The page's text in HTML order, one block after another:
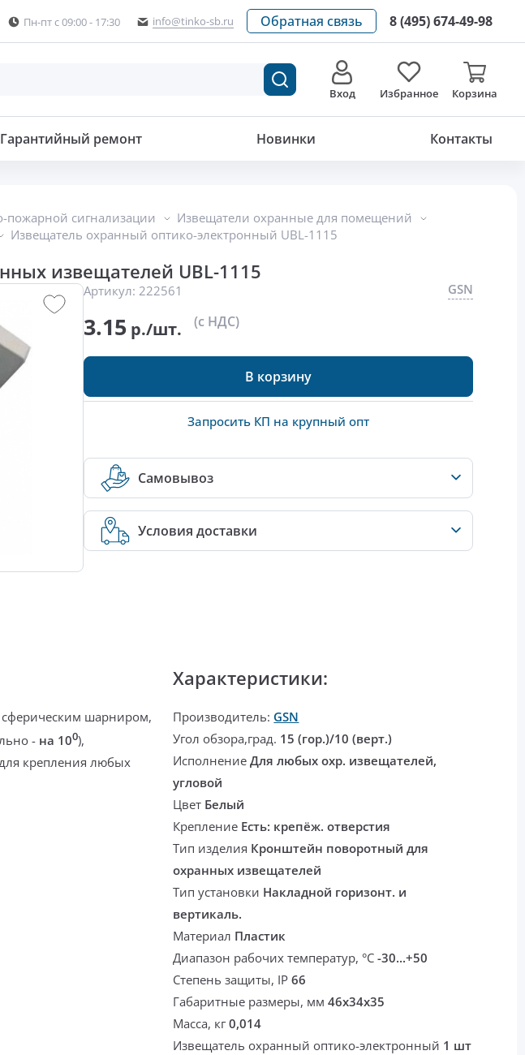
Пн-пт с 09:00 - 17:30 info@tinko-sb.ru Обратная связь 8 (495) 674-49-98
Вход Избранное Корзина
Гарантийный ремонт Новинки Контакты
пожарной сигнализации
Извещатели охранные для помещений
Извещатель охранный оптико-электронный UBL-1115
извещателей UBL-1115
Артикул: 222561 GSN
3.15 р./шт. (с НДС)
В корзину
Запросить КП на крупный опт
Самовывоз
Условия доставки
Характеристики:
Производитель: GSN
Угол обзора,град. 15 (гор.)/10 (верт.)
ИсполнениеДля любых охр. извещателей,
угловой
Цвет Белый
Крепление Есть: крепёж. отверстия
Тип изделия Кронштейн поворотный для
охранных извещателей
Тип установки Накладной горизонт. и
вертикаль.
Материал Пластик
Диапазон рабочих температур, °С-30...+50
Степень защиты, IP66
Габаритные размеры, мм46х34х35
Масса, кг0,014
Извещатель охранный оптико-электронный 1 шт
шарниром,
- на 100),
крепления любых
3.15р./шт.